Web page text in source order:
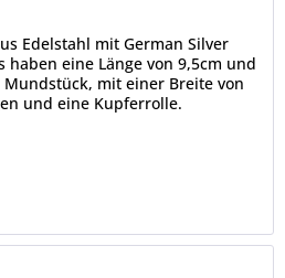
Edelstahl mit German Silver
haben eine Länge von 9,5cm und
mit einer Breite von
und eine Kupferrolle.